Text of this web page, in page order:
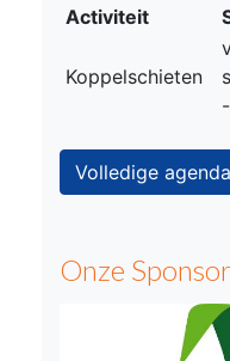
Activiteit
Koppelschieten
Volledige agenda
Onze